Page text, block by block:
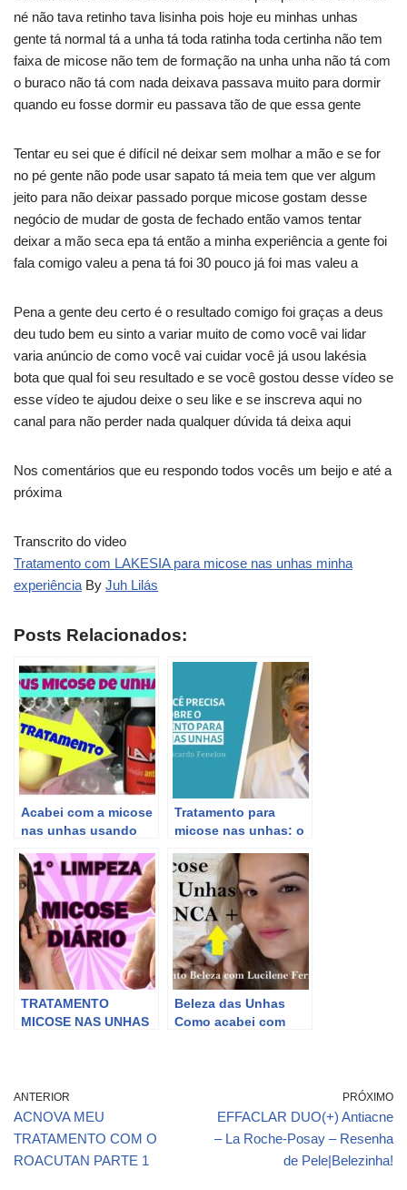
né não tava retinho tava lisinha pois hoje eu minhas unhas
gente tá normal tá a unha tá toda ratinha toda certinha não tem
faixa de micose não tem de formação na unha unha não tá com
o buraco não tá com nada deixava passava muito para dormir
quando eu fosse dormir eu passava tão de que essa gente
Tentar eu sei que é difícil né deixar sem molhar a mão e se for
no pé gente não pode usar sapato tá meia tem que ver algum
jeito para não deixar passado porque micose gostam desse
negócio de mudar de gosta de fechado então vamos tentar
deixar a mão seca epa tá então a minha experiência a gente foi
fala comigo valeu a pena tá foi 30 pouco já foi mas valeu a
Pena a gente deu certo é o resultado comigo foi graças a deus
deu tudo bem eu sinto a variar muito de como você vai lidar
varia anúncio de como você vai cuidar você já usou lakésia
bota que qual foi seu resultado e se você gostou desse vídeo se
esse vídeo te ajudou deixe o seu like e se inscreva aqui no
canal para não perder nada qualquer dúvida tá deixa aqui
Nos comentários que eu respondo todos vocês um beijo e até a
próxima
Transcrito do video
Tratamento com LAKESIA para micose nas unhas minha
experiência By Juh Lilás
Posts Relacionados:
Acabei com a micose
nas unhas usando
Tratamento para
micose nas unhas: o
saber
TRATAMENTO
MICOSE NAS UNHAS
Beleza das Unhas
Como acabei com
ANTERIOR
ACNOVA MEU
TRATAMENTO COM O
ROACUTAN PARTE 1
PRÓXIMO
EFFACLAR DUO(+) Antiacne
– La Roche-Posay – Resenha
de Pele|Belezinha!